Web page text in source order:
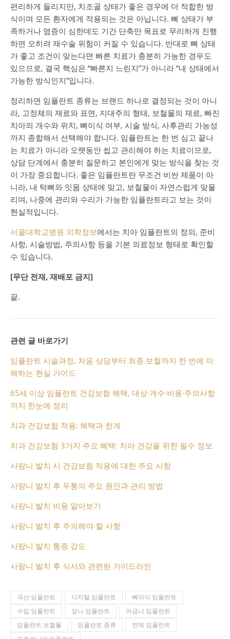
편리하게 들리지만, 치조골 상태가 좋은 경우에 더 적합한 방
식이며 모든 환자에게 적용되는 것은 아닙니다. 뼈 상태가 부
족하거나 염증이 심한데도 기간 단축만 목표로 무리하게 진행
하면 오히려 재수술 위험이 커질 수 있습니다. 반대로 뼈 상태
가 좋고 조건이 맞는다면 빠른 치료가 충분히 가능한 경우도
있으므로, 결국 핵심은 “빠른지 느린지”가 아니라 “내 상태에서
가능한 방식인지”입니다.
정리하면 임플란트 종류는 브랜드 하나로 결정되는 것이 아니
라, 고정체의 재료와 표면, 지대주의 형태, 보철물의 재료, 빠진
치아의 개수와 위치, 뼈이식 여부, 시술 방식, 사후관리 가능성
까지 종합해서 선택해야 합니다. 임플란트는 한 번 심고 끝나
는 치료가 아니라 오랫동안 씹고 관리해야 하는 치료이므로,
상담 단계에서 충분히 질문하고 본인에게 맞는 방식을 찾는 것
이 가장 중요합니다. 좋은 임플란트란 무조건 비싼 제품이 아
니라, 내 턱뼈와 잇몸 상태에 맞고, 보철물이 자연스럽게 맞물
리며, 나중에 관리와 수리가 가능한 임플란트라고 보는 것이
현실적입니다.
서울대학교병원 의학정보에서는 치아 임플란트의 정의, 준비
사항, 시술방법, 주의사항 등을 기본 의료정보 형태로 확인할
수 있습니다.
[무단 전재, 재배포 금지]
끝.
관련 글 바로가기
임플란트 시술과정, 처음 상담부터 최종 보철까지 한 번에 이
해하는 현실 가이드
65세 이상 임플란트 건강보험 혜택, 대상·개수·비용·주의사항
까지 한눈에 정리
치과 건강보험 적용: 혜택과 한계
치과 건강보험 3가지 주요 혜택: 치아 건강을 위한 필수 정보
사랑니 발치 시 건강보험 적용에 대한 주요 사항
사랑니 발치 후 두통의 주요 원인과 관리 방법
사랑니 발치 비용 알아보기
사랑니 발치 후 주의해야 할 사항
사랑니 발치 통증 강도
사랑니 발치 후 식사와 관련된 가이드라인
국산 임플란트 디지털 임플란트
뼈이식 임플란트
수입 임플란트
앞니 임플란트
어금니 임플란트
임플란트 보철물
임플란트 종류
전체 임플란트